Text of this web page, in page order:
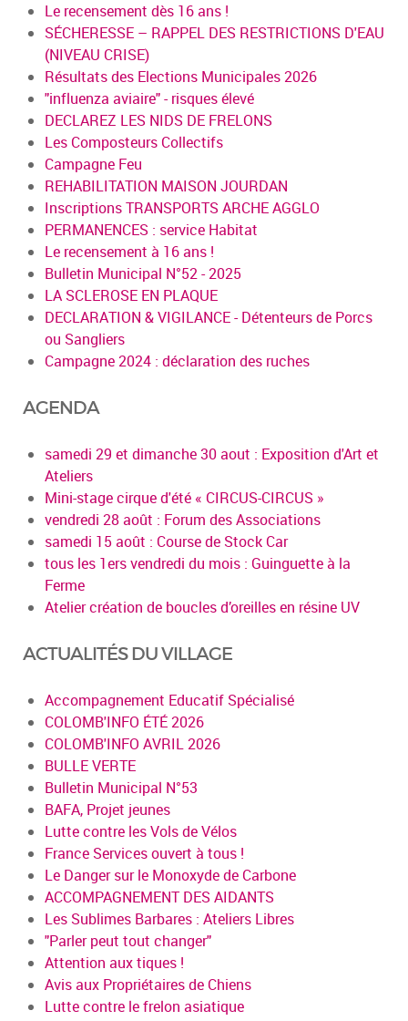
Le recensement dès 16 ans !
SÉCHERESSE – RAPPEL DES RESTRICTIONS D'EAU
(NIVEAU CRISE)
Résultats des Elections Municipales 2026
"influenza aviaire" - risques élevé
DECLAREZ LES NIDS DE FRELONS
Les Composteurs Collectifs
Campagne Feu
REHABILITATION MAISON JOURDAN
Inscriptions TRANSPORTS ARCHE AGGLO
PERMANENCES : service Habitat
Le recensement à 16 ans !
Bulletin Municipal N°52 - 2025
LA SCLEROSE EN PLAQUE
DECLARATION & VIGILANCE - Détenteurs de Porcs
ou Sangliers
Campagne 2024 : déclaration des ruches
AGENDA
samedi 29 et dimanche 30 aout : Exposition d'Art et
Ateliers
Mini-stage cirque d'été « CIRCUS-CIRCUS »
vendredi 28 août : Forum des Associations
samedi 15 août : Course de Stock Car
tous les 1ers vendredi du mois : Guinguette à la
Ferme
Atelier création de boucles d’oreilles en résine UV
ACTUALITÉS DU VILLAGE
Accompagnement Educatif Spécialisé
COLOMB'INFO ÉTÉ 2026
COLOMB'INFO AVRIL 2026
BULLE VERTE
Bulletin Municipal N°53
BAFA, Projet jeunes
Lutte contre les Vols de Vélos
France Services ouvert à tous !
Le Danger sur le Monoxyde de Carbone
ACCOMPAGNEMENT DES AIDANTS
Les Sublimes Barbares : Ateliers Libres
"Parler peut tout changer"
Attention aux tiques !
Avis aux Propriétaires de Chiens
Lutte contre le frelon asiatique